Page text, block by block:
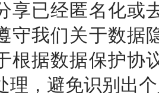
享已经匿名化或
守我们关于数据
根据数据保护协
理，避免识别出